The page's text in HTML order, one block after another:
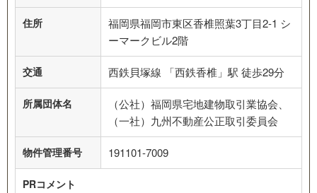
住所
福岡県福岡市東区香椎照葉3丁目2-1 シ
ーマークビル2階
交通 西鉄貝塚線 「西鉄香椎」駅 徒歩29分
所属団体名
（公社）福岡県宅地建物取引業協会、
（一社）九州不動産公正取引委員会
物件管理番号 191101-7009
PRコメント